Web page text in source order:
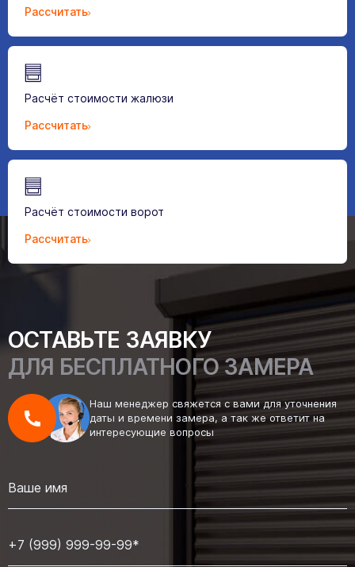
Рассчитать
Расчёт стоимости жалюзи
Рассчитать
Расчёт стоимости ворот
Рассчитать
ОСТАВЬТЕ ЗАЯВКУ
ДЛЯ БЕСПЛАТНОГО ЗАМЕРА
Наш менеджер свяжется с вами для уточнения
даты и времени замера, а так же ответит на
интересующие вопросы